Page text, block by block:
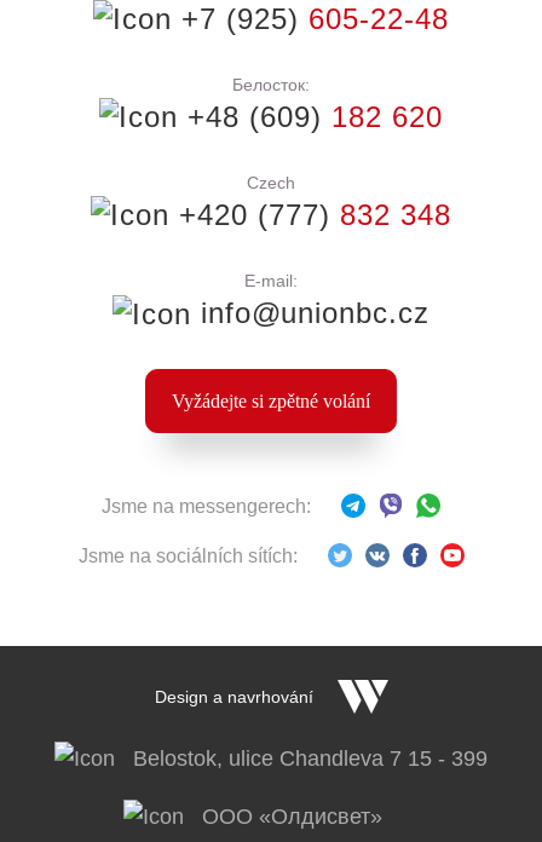
+7 (925) 605-22-48
Белосток:
+48 (609) 182 620
Czech
+420 (777) 832 348
E-mail:
info@unionbc.cz
Vyžádejte si zpětné volání
Jsme na messengerech:
Jsme na sociálních sítích:
OOO «Олдисвет»
Belostok, ulice Chandleva 7 15 - 399
Design a navrhování